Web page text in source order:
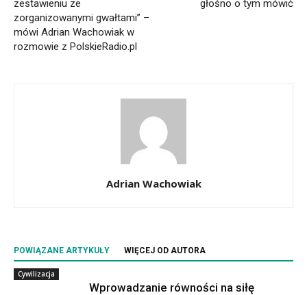
zestawieniu ze
zorganizowanymi gwałtami” –
mówi Adrian Wachowiak w
rozmowie z PolskieRadio.pl
głośno o tym mówić
Adrian Wachowiak
POWIĄZANE ARTYKUŁY WIĘCEJ OD AUTORA
Cywilizacja
Wprowadzanie równości na siłę